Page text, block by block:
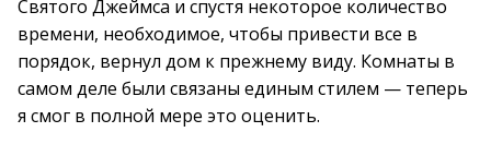
Святого Джеймса и спустя некоторое количество
времени, необходимое, чтобы привести все в
порядок, вернул дом к прежнему виду. Комнаты в
самом деле были связаны единым стилем — теперь
я смог в полной мере это оценить.